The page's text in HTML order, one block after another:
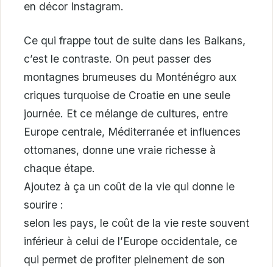
en décor Instagram.
Ce qui frappe tout de suite dans les Balkans,
c’est le contraste. On peut passer des
montagnes brumeuses du Monténégro aux
criques turquoise de Croatie en une seule
journée. Et ce mélange de cultures, entre
Europe centrale, Méditerranée et influences
ottomanes, donne une vraie richesse à
chaque étape.
Ajoutez à ça un coût de la vie qui donne le
sourire :
selon les pays, le coût de la vie reste souvent
inférieur à celui de l’Europe occidentale, ce
qui permet de profiter pleinement de son